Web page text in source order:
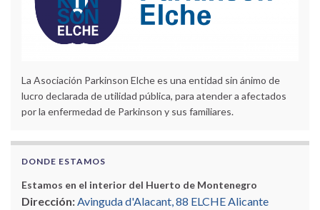
La Asociación Parkinson Elche es una entidad sin ánimo de
lucro declarada de utilidad pública, para atender a afectados
por la enfermedad de Parkinson y sus familiares.
DONDE ESTAMOS
Estamos en el interior del Huerto de Montenegro
Dirección:Avinguda d'Alacant, 88 ELCHE Alicante